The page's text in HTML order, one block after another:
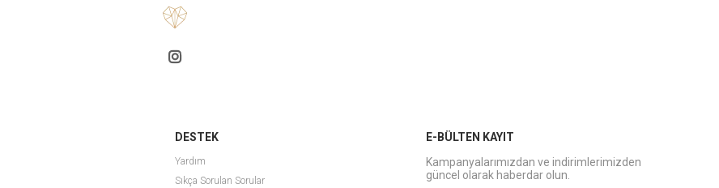
DESTEK
Yardım
Sıkça Sorulan Sorular
E-BÜLTEN KAYIT
Kampanyalarımızdan ve indirimlerimizden
güncel olarak haberdar olun.